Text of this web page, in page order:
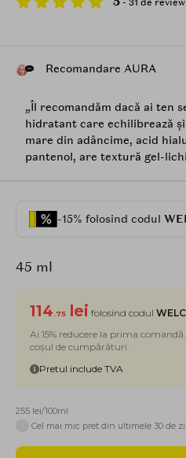
Recomandare AURA
„Îl recomandăm dacă ai ten
hidratant care echilibrează și
mare din adâncime, acid
pantenol, are textură gel-
-15% folosind codul
45 ml
114.75 lei folosind codul
Ai 15% reducere la prima
coșul de cumpărături.
Pretul include TVA
255 lei/100ml
Cel mai mic pret din ultimele 30 de